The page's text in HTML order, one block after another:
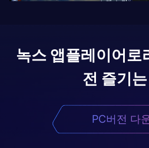
녹스 앱플레이어로
전 즐기
PC버전 다